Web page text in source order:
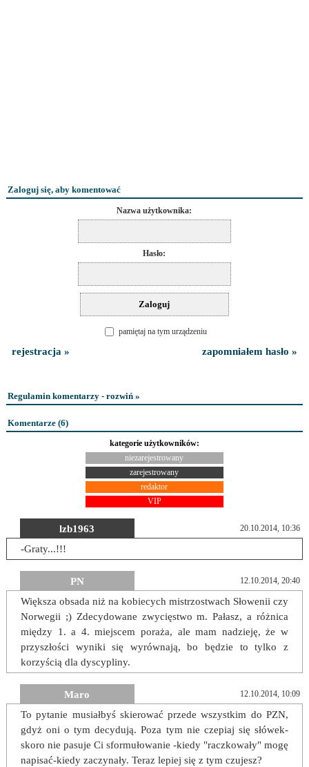
Zaloguj się, aby komentować
Nazwa użytkownika:
Hasło:
pamiętaj na tym urządzeniu
rejestracja » zapomniałem hasło »
Regulamin komentarzy - rozwiń »
Komentarze (6)
kategorie użytkowników:
niezarejestrowany
zarejestrowany
redaktor
VIP
lzb1963 20.10.2014, 10:36
-Graty...!!!
PN 12.10.2014, 20:40
Większa obsada niż na kobiecych mistrzostwach Słowenii czy
Norwegii ;) Zdecydowane zwycięstwo m. Pałasz, a różnica
między 1. a 4. miejscem poraża, ale mam nadzieję, że w
przyszłości wyniki się wyrównają, bo będzie to tylko z
korzyścią dla dyscypliny.
Maro 12.10.2014, 10:09
To pytanie musiałbyś skierować przede wszystkim do PZN,
gdyż oni o tym decydują. Poza tym nie czepiaj się słówek-
skoro nie pasuje Ci sformułowanie -kiedy "raczkowały" mogę
napisać-kiedy zaczynały. Teraz lepiej się z tym czujesz?